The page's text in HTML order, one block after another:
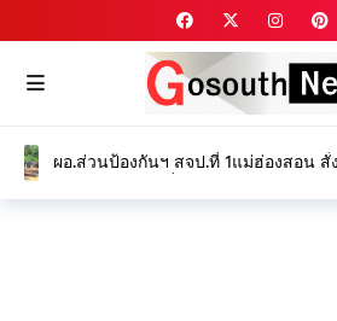
ผอ.ส่วนป้องกันฯ สจป.ที่ 1แม่ฮ่องสอน
ลักลอบตัดไม้สักทองแปรรูปและไม้ประ